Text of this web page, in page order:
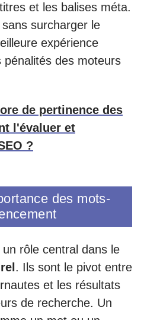
et les balises méta.
surcharger le
expérience
pénalités des moteurs
de pertinence des
l'évaluer et
?
des mots-
rôle central dans le
. Ils sont le pivot entre
et les résultats
de recherche. Un